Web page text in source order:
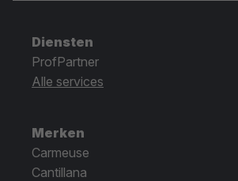
Diensten
ProfPartner
Alle services
Merken
Carmeuse
Cantillana